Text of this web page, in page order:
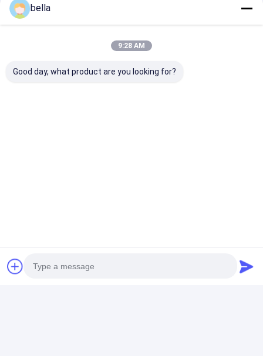
οικονομικής ανάπτυξης, πόλη Hefei, επαρχία Anhui
bella
9:28 AM
Good day, what product are you looking for?